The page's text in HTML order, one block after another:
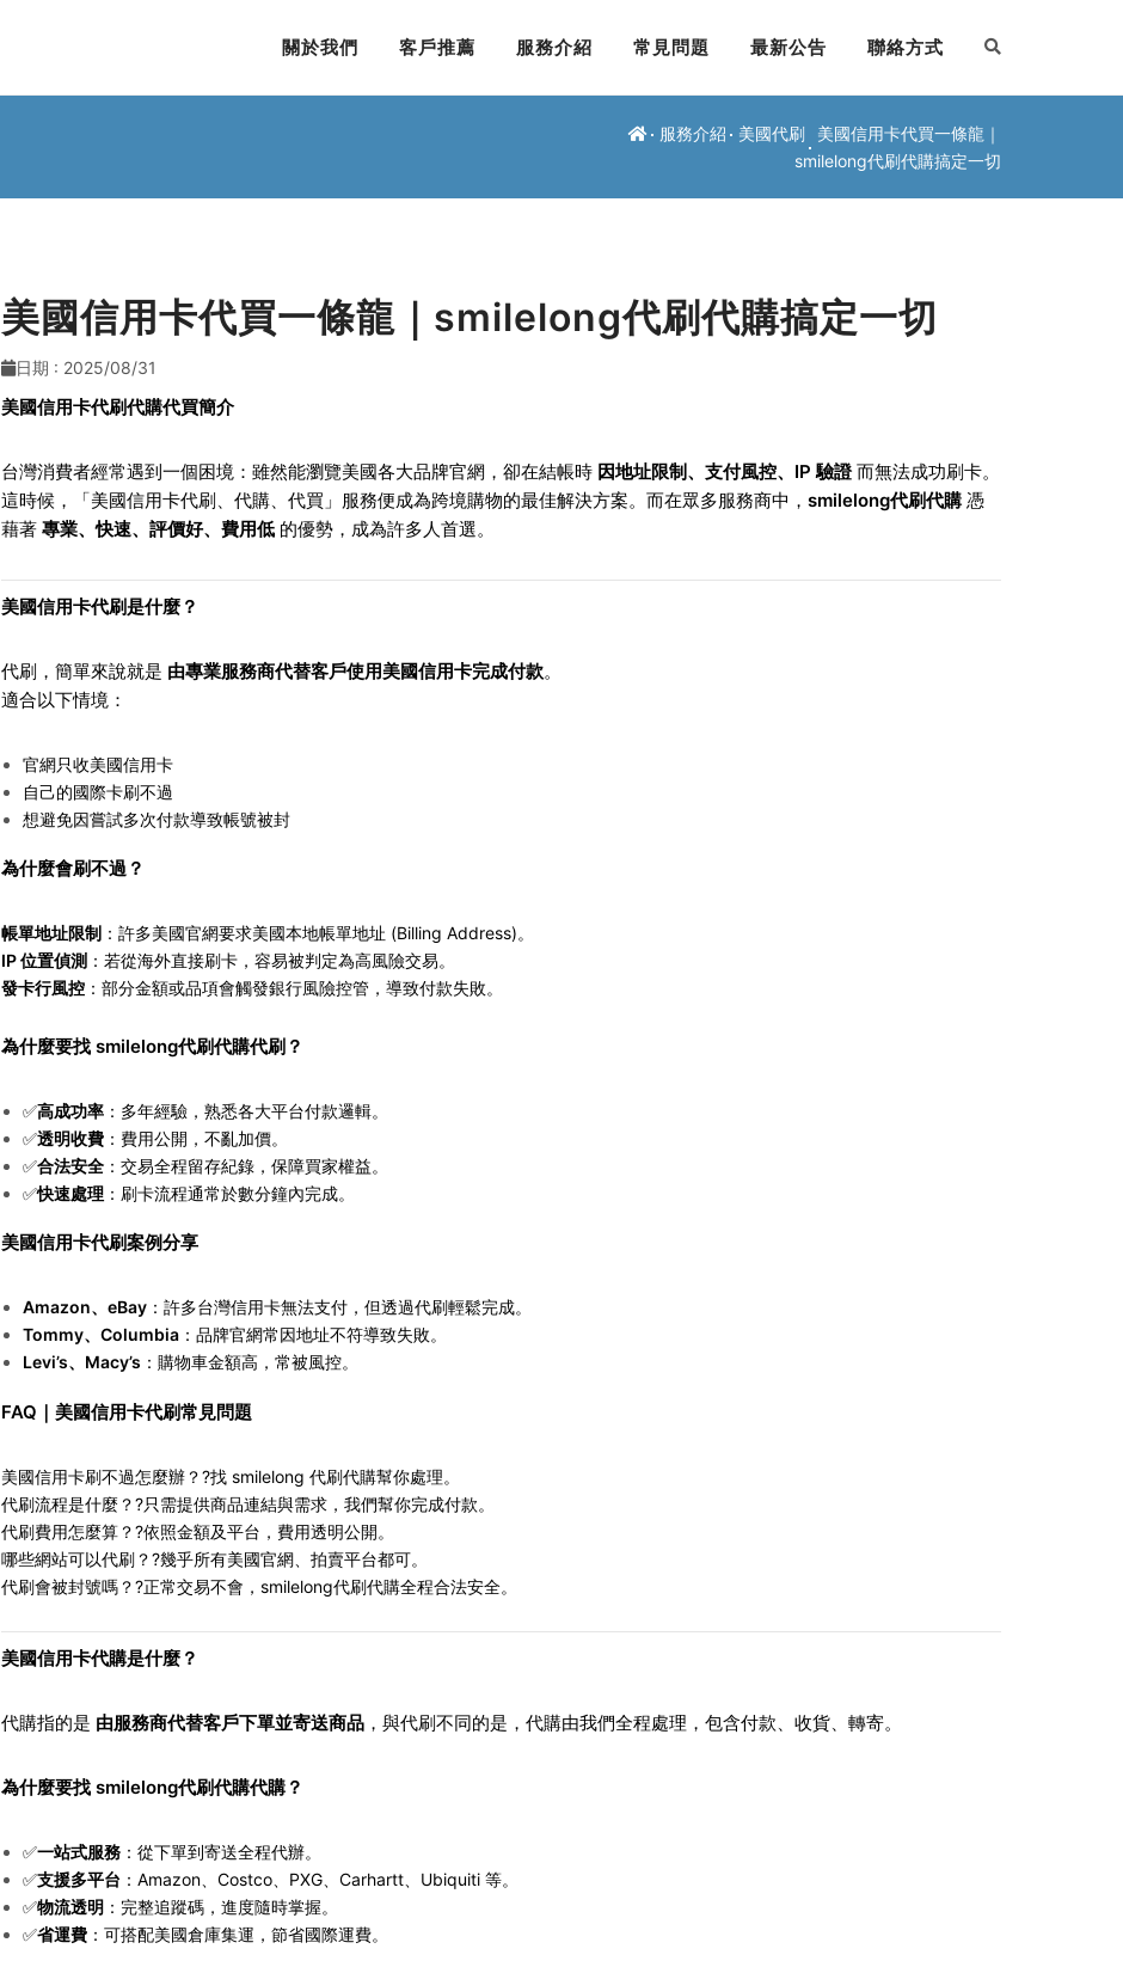
關於我們 客戶推薦 服務介紹 常見問題 最新公告 聯絡方式
服務介紹 美國代刷
美國信用卡代買一條龍｜
smilelong代刷代購搞定一切
美國信用卡代買一條龍｜smilelong代刷代購搞定一切
日期 : 2025/08/31
美國信用卡代刷代購代買簡介
台灣消費者經常遇到一個困境：雖然能瀏覽美國各大品牌官網，卻在結帳時 因地址限制、支付風控、IP 驗證而無法成功刷卡。
這時候，「美國信用卡代刷、代購、代買」服務便成為跨境購物的最佳解決方案。而在眾多服務商中， smilelong代刷代購憑
藉著 專業、快速、評價好、費用低的優勢，成為許多人首選。
美國信用卡代刷是什麼？
代刷，簡單來說就是 由專業服務商代替客戶使用美國信用卡完成付款。
適合以下情境：
官網只收美國信用卡
自己的國際卡刷不過
想避免因嘗試多次付款導致帳號被封
為什麼會刷不過？
帳單地址限制：許多美國官網要求美國本地帳單地址 (Billing Address)。
IP位置偵測 ：若從海外直接刷卡，容易被判定為高風險交易。
發卡行風控：部分金額或品項會觸發銀行風險控管，導致付款失敗。
為什麼要找 smilelong代刷代購代刷？
✅高成功率：多年經驗，熟悉各大平台付款邏輯。
✅透明收費：費用公開，不亂加價。
✅合法安全：交易全程留存紀錄，保障買家權益。
✅快速處理：刷卡流程通常於數分鐘內完成。
美國信用卡代刷案例分享
Amazon、eBay：許多台灣信用卡無法支付，但透過代刷輕鬆完成。
Tommy、Columbia：品牌官網常因地址不符導致失敗。
Levi’s、Macy’s ：購物車金額高，常被風控。
FAQ ｜美國信用卡代刷常見問題
美國信用卡刷不過怎麼辦？?找 smilelong 代刷代購幫你處理。
代刷流程是什麼？?只需提供商品連結與需求，我們幫你完成付款。
代刷費用怎麼算？?依照金額及平台，費用透明公開。
哪些網站可以代刷？?幾乎所有美國官網、拍賣平台都可。
代刷會被封號嗎？?正常交易不會，smilelong代刷代購全程合法安全。
美國信用卡代購是什麼？
代購指的是 由服務商代替客戶下單並寄送商品，與代刷不同的是，代購由我們全程處理，包含付款、收貨、轉寄。
為什麼要找 smilelong代刷代購代購？
✅一站式服務：從下單到寄送全程代辦。
✅支援多平台 ：Amazon、Costco、PXG、Carhartt、Ubiquiti 等。
✅物流透明 ：完整追蹤碼，進度隨時掌握。
✅省運費：可搭配美國倉庫集運，節省國際運費。